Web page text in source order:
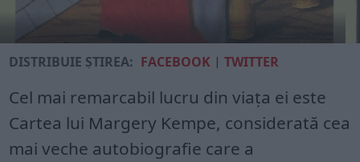
DISTRIBUIE ȘTIREA: FACEBOOK |TWITTER
Cel mai remarcabil lucru din viața ei este
Cartea lui Margery Kempe, considerată cea
mai veche autobiografie care a